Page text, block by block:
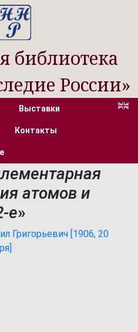
библиотека
России»
Выставки
Контакты
атомов и
е»
Григорьевич [1906, 20